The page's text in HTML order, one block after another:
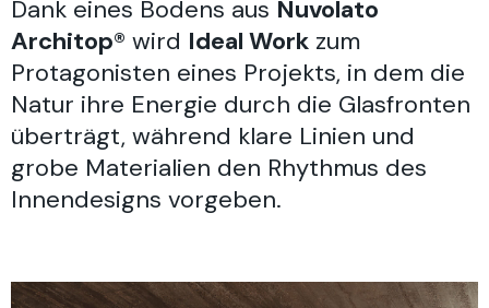
Dank eines Bodens aus Nuvolato
Architop® wird Ideal Work zum
Protagonisten eines Projekts, in dem die
Natur ihre Energie durch die Glasfronten
überträgt, während klare Linien und
grobe Materialien den Rhythmus des
Innendesigns vorgeben.